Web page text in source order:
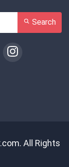
Search
All Rights